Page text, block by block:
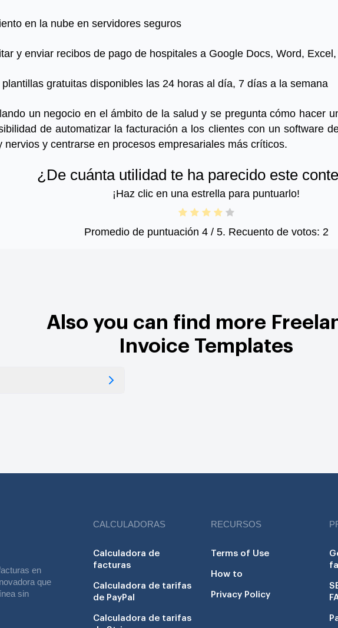
en la nube en servidores seguros
y enviar recibos de pago de hospitalesa Google Docs, Word,
gratuitas disponibles las 24 horas al día, 7 días a la semana
un negocio en el ámbito de la salud y se preguntacómo hacer
de automatizar la facturación a los clientes con un software
nervios y centrarse en procesos empresariales más críticos.
¿De cuánta utilidad te ha parecido este
¡Haz clic en una estrella para puntuarlo!
Promedio de puntuación 4/ 5. Recuento de votos: 2
Also you can find more
Invoice Templates
en
que
sin
CALCULADORAS
Calculadora de
facturas
Calculadora de tarifas
de PayPal
Calculadora de tarifas
RECURSOS
Terms of Use
How to
Privacy Policy